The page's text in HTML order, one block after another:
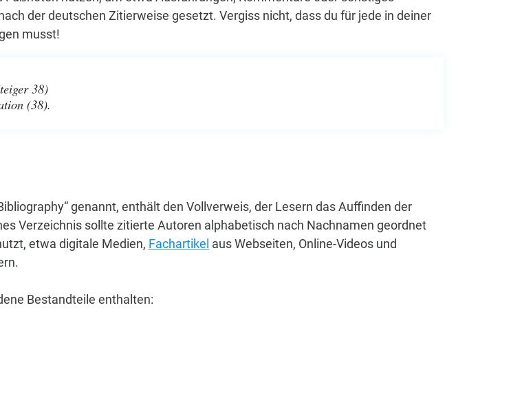
der deutschen Zitierweise gesetzt. Vergiss nicht, dass du für jede in deiner
musst!
38)
(38).
genannt, enthält den Vollverweis, der Lesern das Auffinden der
Verzeichnis sollte zitierte Autoren alphabetisch nach Nachnamen geordnet
etwa digitale Medien, Fachartikel aus Webseiten, Online-Videos und
Bestandteile enthalten: